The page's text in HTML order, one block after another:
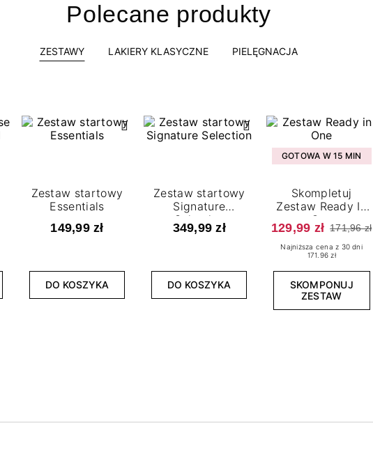
Polecane produkty
ZESTAWY LAKIERY KLASYCZNE PIELĘGNACJA
Zestaw startowy
Essentials
149,99 zł
DO KOSZYKA
Zestaw startowy
Signature
Selection
349,99 zł
DO KOSZYKA
GOTOWA W 15 MIN
Skompletuj
Zestaw Ready In
One
129,99 zł 171,96 zł
Najniższa cena z 30 dni
171.96 zł
SKOMPONUJ
ZESTAW